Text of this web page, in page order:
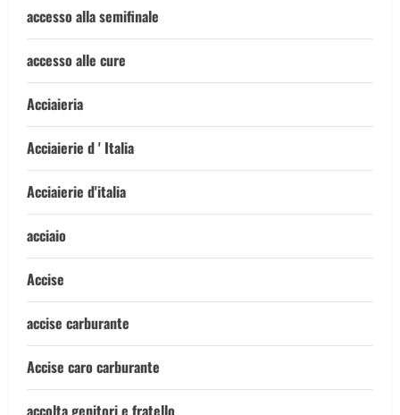
accesso alla semifinale
accesso alle cure
Acciaieria
Acciaierie d ' Italia
Acciaierie d'italia
acciaio
Accise
accise carburante
Accise caro carburante
accolta genitori e fratello